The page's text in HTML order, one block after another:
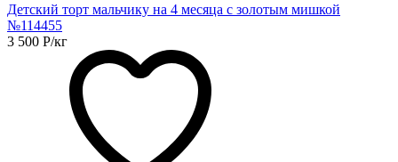
Детский торт мальчику на 4 месяца с золотым мишкой
№114455
3 500 Р/кг